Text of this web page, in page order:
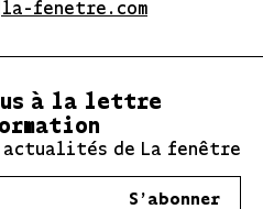
fenetre.com
à la lettre
de La fenêtre
S'abonner